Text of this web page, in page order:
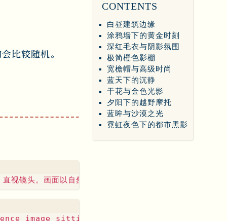
CONTENTS
白昼建筑边缘
涂鸦墙下的黄金时刻
深红毛衣与阴影氛围
极简橙色影棚
宽檐帽与高级时尚
蓝天下的沉静
干花与金色光影
夕阳下的越野摩托
蓝眸与沙漠之光
霓虹夜色下的都市黑影
比较随机。